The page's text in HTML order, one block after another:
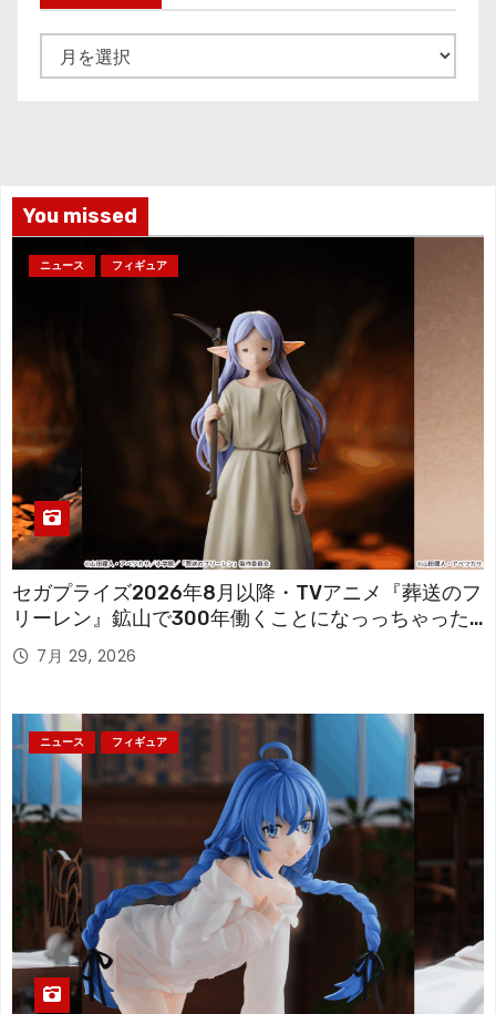
ー
You missed
ニュース フィギュア
セガプライズ2026年8月以降・TVアニメ『葬送のフ
リーレン』鉱山で300年働くことになっっちゃった
「フリーレン」を立体化！
7月 29, 2026
ニュース フィギュア